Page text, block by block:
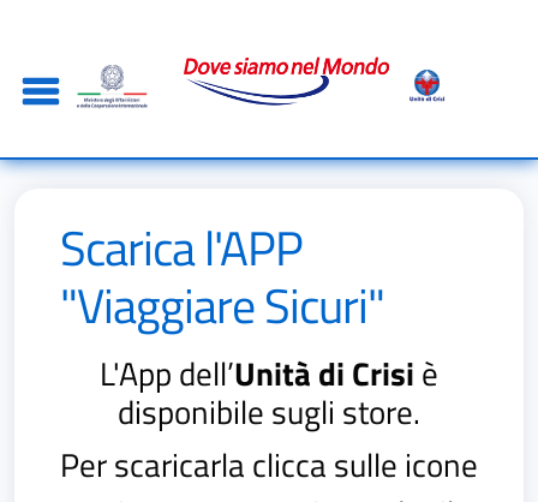
Scarica l'APP
"Viaggiare Sicuri"
L'App dell’Unità di Crisiè
disponibile sugli store.
Per scaricarla clicca sulle icone